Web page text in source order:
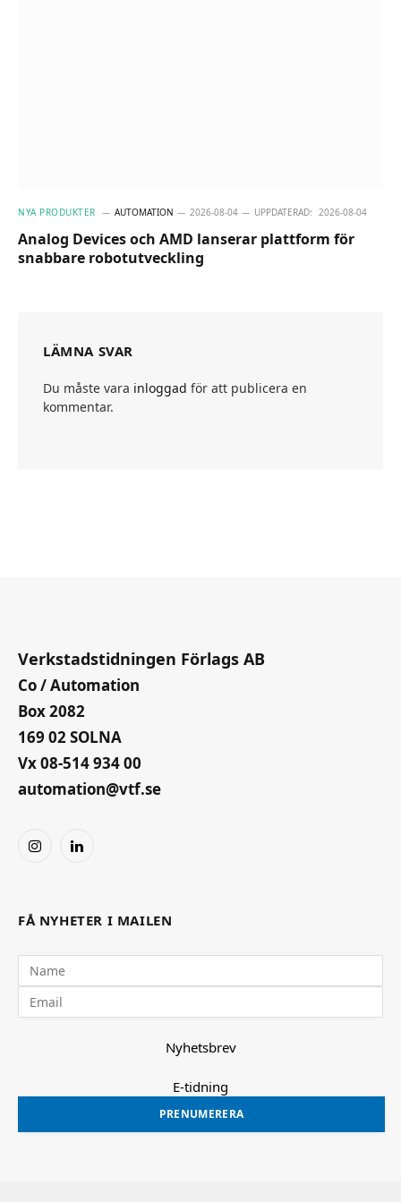
NYA PRODUKTER AUTOMATION 2026-08-04 UPPDATERAD: 2026-08-04
Analog Devices och AMD lanserar plattform för
snabbare robotutveckling
LÄMNA SVAR
Du måste vara inloggad för att publicera en
kommentar.
Verkstadstidningen Förlags AB
Co / Automation
Box 2082
169 02 SOLNA
Vx 08-514 934 00
automation@vtf.se
InstagramLinkedIn
FÅ NYHETER I MAILEN
Nyhetsbrev
E-tidning
PRENUMERERA